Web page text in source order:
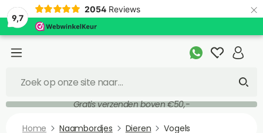
9,7
2054 Reviews ×
Gratis verzenden boven €50,-
Home Naambordjes Dieren Vogels